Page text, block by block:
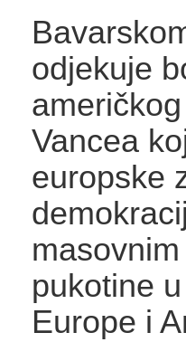
odjekuje
Vancea
europske
pukotine
Europe i